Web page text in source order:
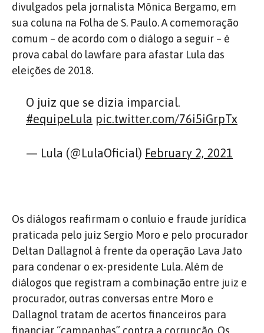
divulgados pela jornalista Mônica Bergamo, em
sua coluna na Folha de S. Paulo. A comemoração
comum – de acordo com o diálogo a seguir – é
prova cabal do lawfare para afastar Lula das
eleições de 2018.
O juiz que se dizia imparcial.
#equipeLula pic.twitter.com/76i5iGrpTx
— Lula (@LulaOficial) February 2, 2021
Os diálogos reafirmam o conluio e fraude jurídica
praticada pelo juiz Sergio Moro e pelo procurador
Deltan Dallagnol à frente da operação Lava Jato
para condenar o ex-presidente Lula. Além de
diálogos que registram a combinação entre juiz e
procurador, outras conversas entre Moro e
Dallagnol tratam de acertos financeiros para
financiar “campanhas” contra a corrupção. Os